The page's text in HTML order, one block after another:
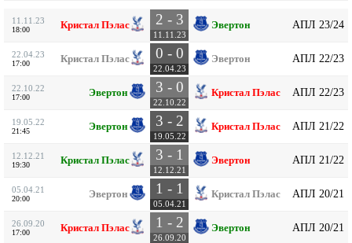
11.11.23
18:00 Кристал Пэлас 2 - 3
11.11.23
Эвертон АПЛ 23/24
22.04.23
17:00 Кристал Пэлас 0 - 0
22.04.23
Эвертон АПЛ 22/23
22.10.22
17:00 Эвертон 3 - 0
22.10.22
Кристал Пэлас АПЛ 22/23
19.05.22
21:45 Эвертон 3 - 2
19.05.22
Кристал Пэлас АПЛ 21/22
12.12.21
19:30 Кристал Пэлас 3 - 1
12.12.21
Эвертон АПЛ 21/22
05.04.21
20:00 Эвертон 1 - 1
05.04.21
Кристал Пэлас АПЛ 20/21
26.09.20
17:00 Кристал Пэлас 1 - 2
26.09.20
Эвертон АПЛ 20/21